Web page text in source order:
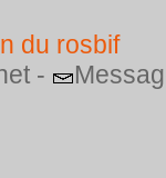
du rosbif
-